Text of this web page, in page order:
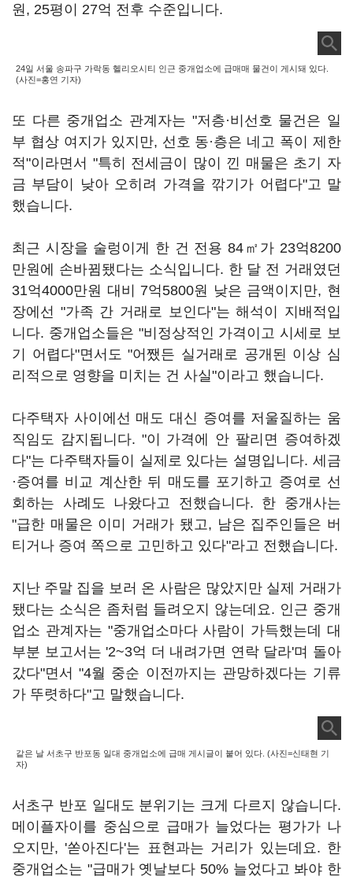
원, 25평이 27억 전후 수준입니다.
24일 서울 송파구 가락동 헬리오시티 인근 중개업소에 급매매 물건이 게시돼 있다.
(사진=홍연 기자)
또 다른 중개업소 관계자는 "저층·비선호 물건은 일
부 협상 여지가 있지만, 선호 동·층은 네고 폭이 제한
적"이라면서 "특히 전세금이 많이 낀 매물은 초기 자
금 부담이 낮아 오히려 가격을 깎기가 어렵다"고 말
했습니다.
최근 시장을 술렁이게 한 건 전용 84㎡가 23억8200
만원에 손바뀜됐다는 소식입니다. 한 달 전 거래였던
31억4000만원 대비 7억5800원 낮은 금액이지만, 현
장에선 "가족 간 거래로 보인다"는 해석이 지배적입
니다. 중개업소들은 "비정상적인 가격이고 시세로 보
기 어렵다"면서도 "어쨌든 실거래로 공개된 이상 심
리적으로 영향을 미치는 건 사실"이라고 했습니다.
다주택자 사이에선 매도 대신 증여를 저울질하는 움
직임도 감지됩니다. "이 가격에 안 팔리면 증여하겠
다"는 다주택자들이 실제로 있다는 설명입니다. 세금
·증여를 비교 계산한 뒤 매도를 포기하고 증여로 선
회하는 사례도 나왔다고 전했습니다. 한 중개사는
"급한 매물은 이미 거래가 됐고, 남은 집주인들은 버
티거나 증여 쪽으로 고민하고 있다"라고 전했습니다.
지난 주말 집을 보러 온 사람은 많았지만 실제 거래가
됐다는 소식은 좀처럼 들려오지 않는데요. 인근 중개
업소 관계자는 "중개업소마다 사람이 가득했는데 대
부분 보고서는 '2~3억 더 내려가면 연락 달라'며 돌아
갔다"면서 "4월 중순 이전까지는 관망하겠다는 기류
가 뚜렷하다"고 말했습니다.
같은 날 서초구 반포동 일대 중개업소에 급매 게시글이 붙어 있다. (사진=신태현 기
자)
서초구 반포 일대도 분위기는 크게 다르지 않습니다.
메이플자이를 중심으로 급매가 늘었다는 평가가 나
오지만, '쏟아진다'는 표현과는 거리가 있는데요. 한
중개업소는 "급매가 옛날보다 50% 늘었다고 봐야 한